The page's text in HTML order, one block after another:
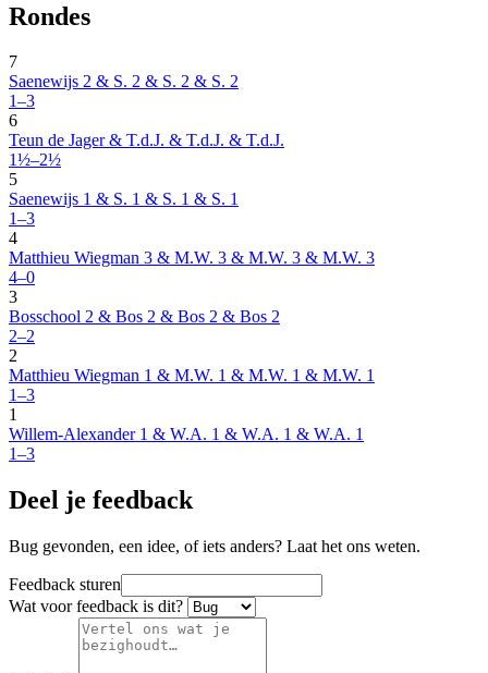
Rondes
7
Saenewijs 2 & S. 2 & S. 2 & S. 2
1–3
6
Teun de Jager & T.d.J. & T.d.J. & T.d.J.
1½–2½
5
Saenewijs 1 & S. 1 & S. 1 & S. 1
1–3
4
Matthieu Wiegman 3 & M.W. 3 & M.W. 3 & M.W. 3
4–0
3
Bosschool 2 & Bos 2 & Bos 2 & Bos 2
2–2
2
Matthieu Wiegman 1 & M.W. 1 & M.W. 1 & M.W. 1
1–3
1
Willem-Alexander 1 & W.A. 1 & W.A. 1 & W.A. 1
1–3
Deel je feedback
Bug gevonden, een idee, of iets anders? Laat het ons weten.
Feedback sturen
Wat voor feedback is dit?